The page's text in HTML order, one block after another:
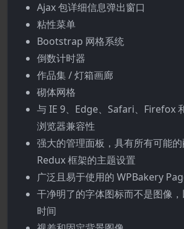
Ajax 包详细信息弹出窗口
粘性菜单
Bootstrap 网格系统
倒数计时器
作品集 / 灯箱画廊
砌体网格
与 IE 9、Edge、Safari、Firefox
浏览器兼容性
强大的管理面板，具有所有可能
Redux 框架的主题设置
广泛且易于使用的 WPBakery
干净明了的字体图标而不是图像
时间